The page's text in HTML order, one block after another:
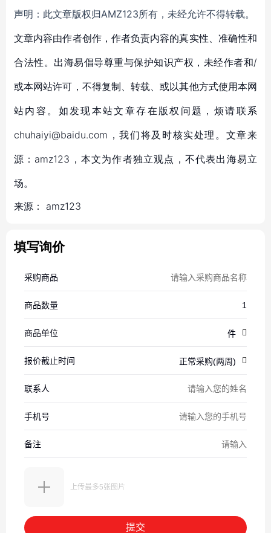
声明：此文章版权归AMZ123所有，未经允许不得转载。
文章内容由作者创作，作者负责内容的真实性、准确性和
合法性。出海易倡导尊重与保护知识产权，未经作者和/
或本网站许可，不得复制、转载、或以其他方式使用本网
站内容。如发现本站文章存在版权问题，烦请联系
chuhaiyi@baidu.com，我们将及时核实处理。文章来
源：amz123，本文为作者独立观点，不代表出海易立
场。
来源： amz123
填写询价